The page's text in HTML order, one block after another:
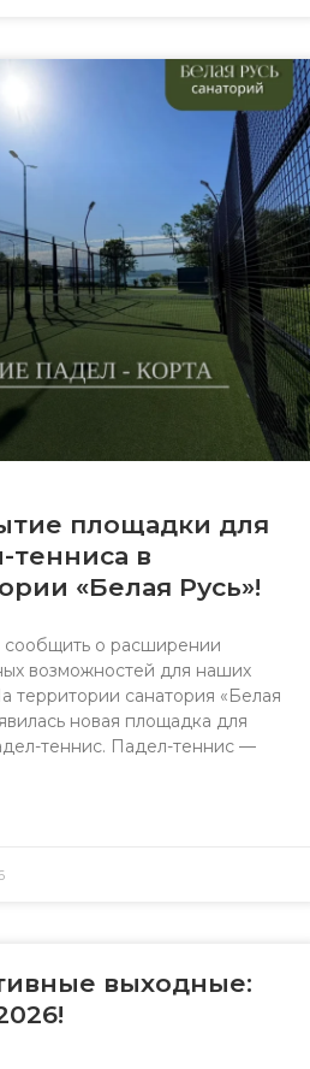
площадки для
тенниса в
«Белая Русь»!
о расширении
возможностей для наших
территории санатория «Белая
новая площадка для
теннис. Падел-теннис —
выходные: